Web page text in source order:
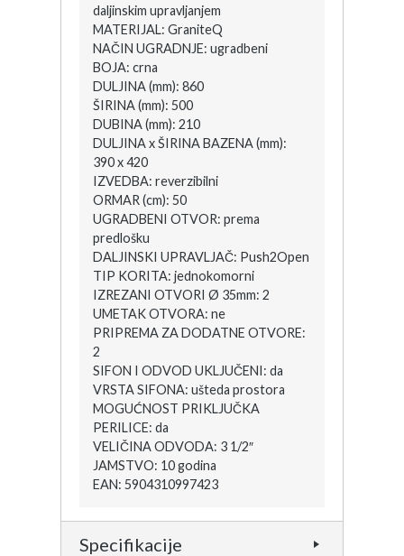
daljinskim upravljanjem
MATERIJAL: GraniteQ
NAČIN UGRADNJE: ugradbeni
BOJA: crna
DULJINA (mm): 860
ŠIRINA (mm): 500
DUBINA (mm): 210
DULJINA x ŠIRINA BAZENA (mm):
390 x 420
IZVEDBA: reverzibilni
ORMAR (cm): 50
UGRADBENI OTVOR: prema
predlošku
DALJINSKI UPRAVLJAČ: Push2Open
TIP KORITA: jednokomorni
IZREZANI OTVORI Ø 35mm: 2
UMETAK OTVORA: ne
PRIPREMA ZA DODATNE OTVORE:
2
SIFON I ODVOD UKLJUČENI: da
VRSTA SIFONA: ušteda prostora
MOGUĆNOST PRIKLJUČKA
PERILICE: da
VELIČINA ODVODA: 3 1/2″
JAMSTVO: 10 godina
EAN: 5904310997423
Specifikacije